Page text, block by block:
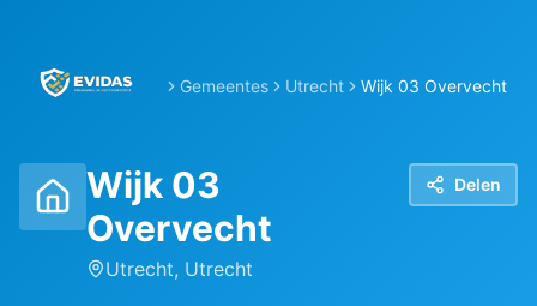
Gemeentes Utrecht Wijk 03 Overvecht
Wijk 03
Overvecht
Utrecht, Utrecht
Delen